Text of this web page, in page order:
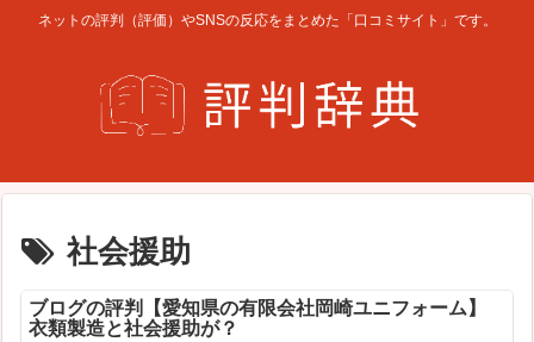
ネットの評判（評価）やSNSの反応をまとめた「口コミサイト」です。
社会援助
ブログの評判【愛知県の有限会社岡崎ユニフォーム】
衣類製造と社会援助が？